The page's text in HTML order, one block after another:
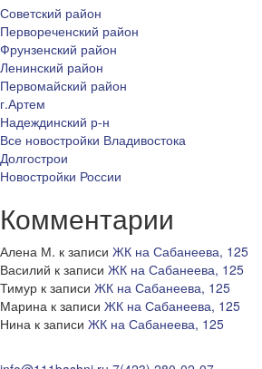
Советский район
Первореченский район
Фрунзенский район
Ленинский район
Первомайский район
г.Артем
Надеждинский р-н
Все новостройки Владивостока
Долгострои
Новостройки России
Комментарии
Алена М. к записи ЖК на Сабанеева, 125
Василий к записи ЖК на Сабанеева, 125
Тимур к записи ЖК на Сабанеева, 125
Марина к записи ЖК на Сабанеева, 125
Нина к записи ЖК на Сабанеева, 125